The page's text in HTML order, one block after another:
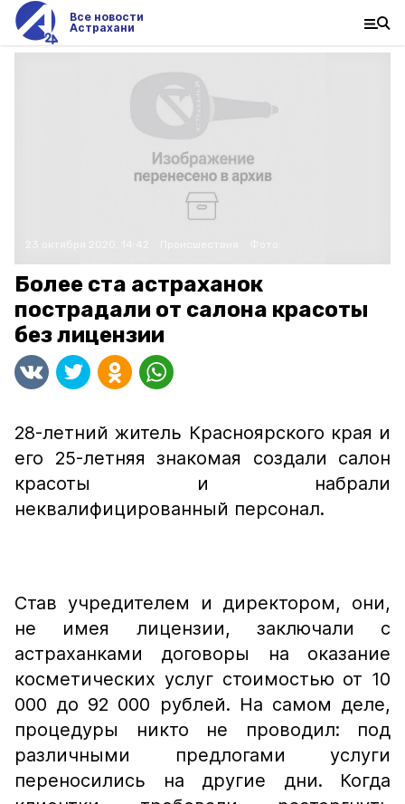
Все новости
Астрахани
Более ста астраханок
пострадали от салона красоты
без лицензии
28-летний житель Красноярского края и
его 25-летняя знакомая создали салон
красоты и набрали
неквалифицированный персонал.
Став учредителем и директором, они,
не имея лицензии, заключали с
астраханками договоры на оказание
косметических услуг стоимостью от 10
000 до 92 000 рублей. На самом деле,
процедуры никто не проводил: под
различными предлогами услуги
переносились на другие дни. Когда